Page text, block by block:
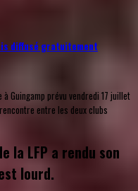
diffusé gratuitement
Guingamp prévu vendredi 17 juillet
entre les deux clubs
la LFP a rendu son
lourd.